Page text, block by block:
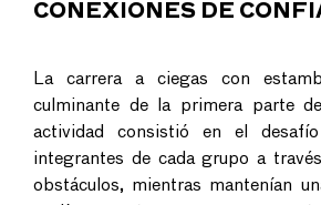
CONEXIONES DE
La carrera a ciegas con
culminante de la primera parte
actividad consistió en el
integrantes de cada grupo a
obstáculos, mientras mantenían